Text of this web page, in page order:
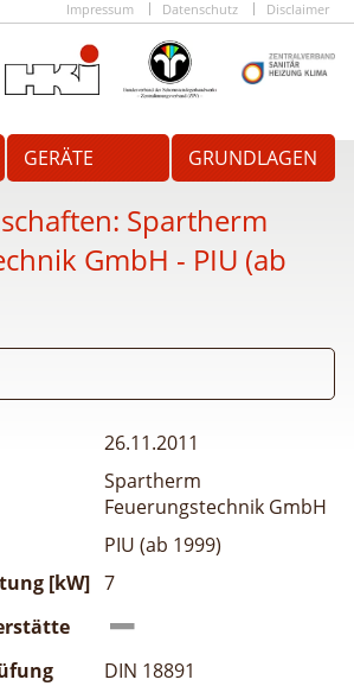
Impressum Datenschutz Disclaimer
GERÄTE GRUNDLAGEN
Spartherm
GmbH - PIU (ab
26.11.2011
Spartherm
Feuerungstechnik GmbH
PIU (ab 1999)
[kW] 7
DIN 18891